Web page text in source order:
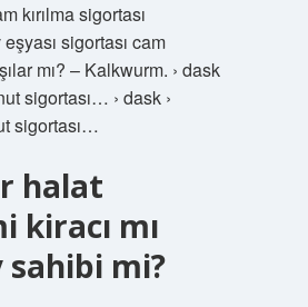
kırılma sigortası
sigortası cam
mı? – Kalkwurm. › dask
sigortası… › dask ›
sigortası…
halat
kiracı mı
sahibi mi?